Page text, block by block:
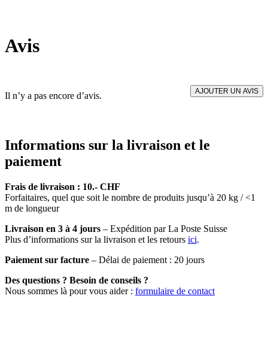
Avis
Il n’y a pas encore d’avis. AJOUTER UN AVIS
Informations sur la livraison et le
paiement
Frais de livraison : 10.- CHF
Forfaitaires, quel que soit le nombre de produits jusqu’à 20 kg / <1
m de longueur
Livraison en 3 à 4 jours – Expédition par La Poste Suisse
Plus d’informations sur la livraison et les retours ici.
Paiement sur facture – Délai de paiement : 20 jours
Des questions ? Besoin de conseils ?
Nous sommes là pour vous aider : formulaire de contact